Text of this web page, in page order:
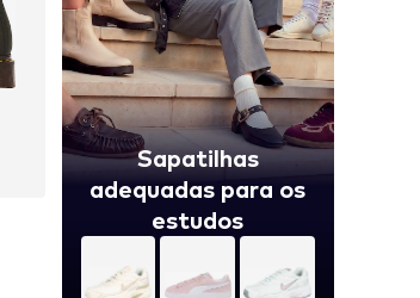
Sapatilhas
adequadas para os
estudos